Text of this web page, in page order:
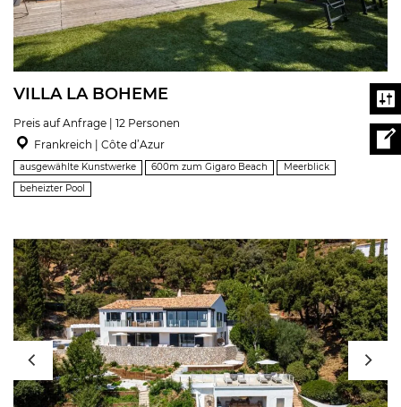
VILLA LA BOHEME
Preis auf Anfrage | 12 Personen
Frankreich | Côte d’Azur
ausgewählte Kunstwerke 600m zum Gigaro Beach
Meerblick
beheizter Pool